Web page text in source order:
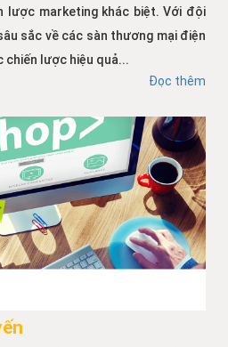
lược marketing khác biệt. Với đội
sắc về các sàn thương mại điện
chiến lược hiệu quả...
Đọc thêm